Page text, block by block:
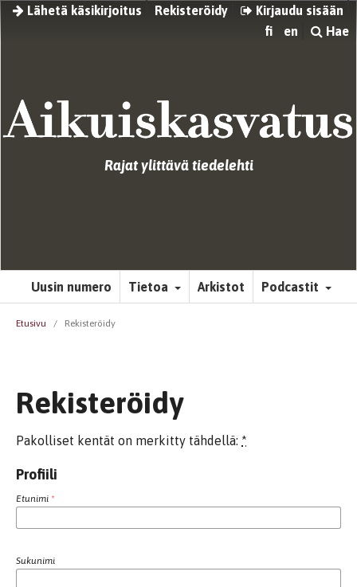
Lähetä käsikirjoitus Rekisteröidy
Kirjaudu sisään
fi
en Hae
Rajat ylittävä tiedelehti
Uusin numero Tietoa Arkistot Podcastit
Etusivu / Rekisteröidy
Rekisteröidy
Pakolliset kentät on merkitty tähdellä: *
Profiili
Etunimi *
Sukunimi